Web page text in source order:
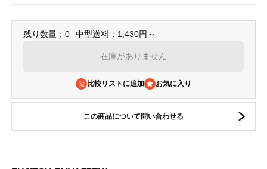
残り数量：0 中型送料：1,430円～
在庫がありません
比較リストに追加
この商品について問い合わせる